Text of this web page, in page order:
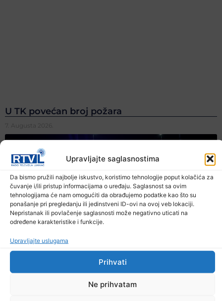
Upravljajte saglasnostima
Da bismo pružili najbolje iskustvo, koristimo tehnologije poput kolačića za
čuvanje i/ili pristup informacijama o uređaju. Saglasnost sa ovim
tehnologijama će nam omogućiti da obrađujemo podatke kao što su
ponašanje pri pregledanju ili jedinstveni ID-ovi na ovoj veb lokaciji.
Nepristanak ili povlačenje saglasnosti može negativno uticati na
određene karakteristike i funkcije.
Upravljajte uslugama
Prihvati
Ne prihvatam
U TK povećan broj požara
7. Augusta 2026.